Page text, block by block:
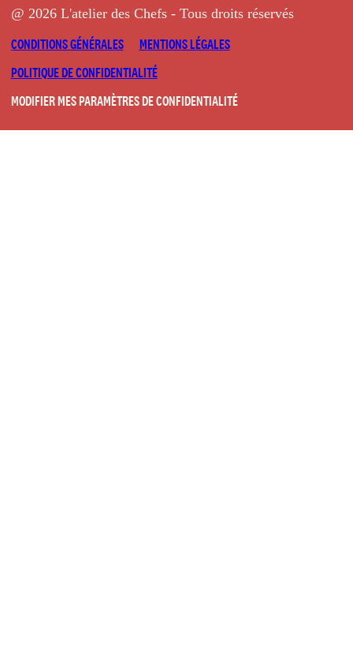
@ 2026 L'atelier des Chefs - Tous droits réservés
CONDITIONS GÉNÉRALES
MENTIONS LÉGALES
POLITIQUE DE CONFIDENTIALITÉ
MODIFIER MES PARAMÈTRES DE CONFIDENTIALITÉ